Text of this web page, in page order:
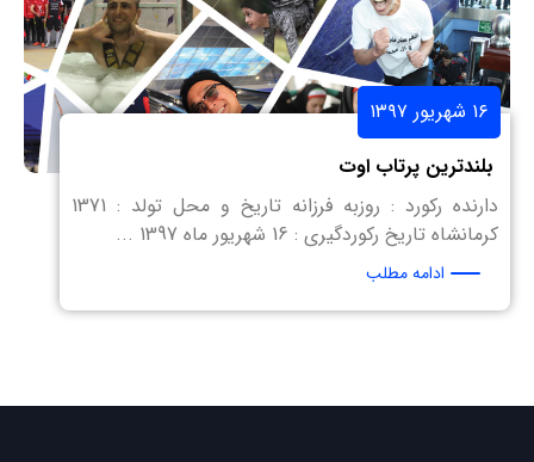
۱۶ شهریور ۱۳۹۷
بلندترین پرتاب اوت
دارنده رکورد : روزبه فرزانه تاریخ و محل تولد : 1371
کرمانشاه تاریخ رکوردگیری : 16 شهریور ماه 1397 ...
ادامه مطلب